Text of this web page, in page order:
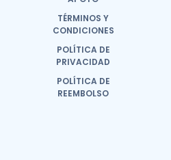
TÉRMINOS Y
CONDICIONES
POLÍTICA DE
PRIVACIDAD
POLÍTICA DE
REEMBOLSO